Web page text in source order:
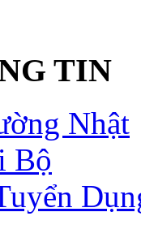
TIN
Nhật
Bộ